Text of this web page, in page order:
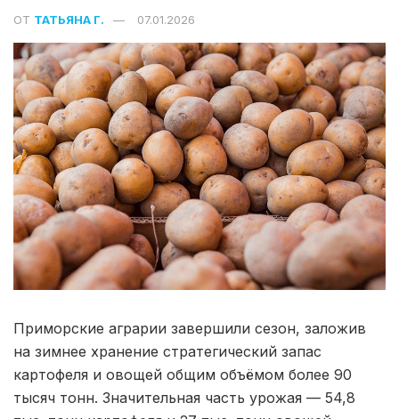
ОТ ТАТЬЯНА Г. 07.01.2026
Приморские аграрии завершили сезон, заложив
на зимнее хранение стратегический запас
картофеля и овощей общим объёмом более 90
тысяч тонн. Значительная часть урожая — 54,8